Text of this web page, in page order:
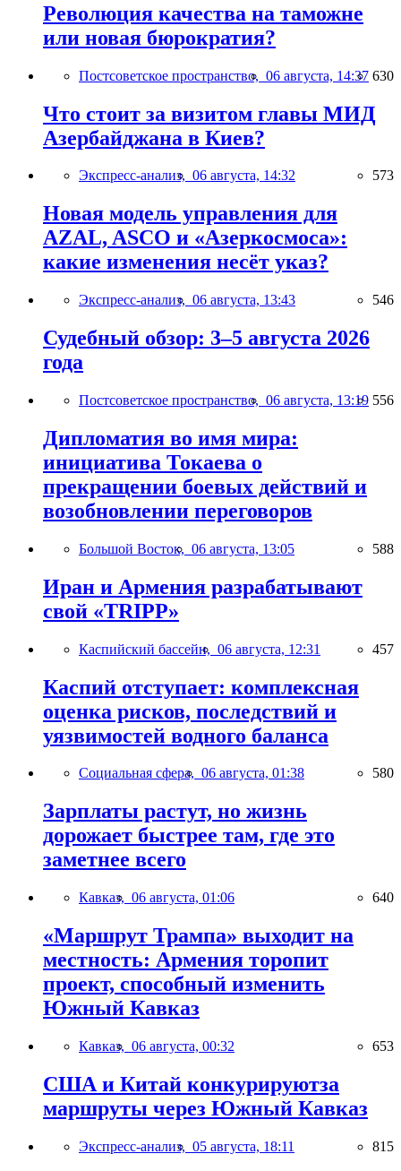
Революция качества на таможне
или новая бюрократия?
Постсоветское пространство, 06 августа, 14:37 630
Что стоит за визитом главы МИД
Азербайджана в Киев?
Экспресс-анализ, 06 августа, 14:32 573
Новая модель управления для
AZAL, ASCO и «Азеркосмоса»:
какие изменения несёт указ?
Экспресс-анализ, 06 августа, 13:43 546
Судебный обзор: 3–5 августа 2026
года
Постсоветское пространство, 06 августа, 13:19 556
Дипломатия во имя мира:
инициатива Токаева о
прекращении боевых действий и
возобновлении переговоров
Большой Восток, 06 августа, 13:05 588
Иран и Армения разрабатывают
свой «TRIPP»
Каспийский бассейн, 06 августа, 12:31 457
Каспий отступает: комплексная
оценка рисков, последствий и
уязвимостей водного баланса
Социальная сфера, 06 августа, 01:38 580
Зарплаты растут, но жизнь
дорожает быстрее там, где это
заметнее всего
Кавказ, 06 августа, 01:06 640
«Маршрут Трампа» выходит на
местность: Армения торопит
проект, способный изменить
Южный Кавказ
Кавказ, 06 августа, 00:32 653
США и Китай конкурируютза
маршруты через Южный Кавказ
Экспресс-анализ, 05 августа, 18:11 815